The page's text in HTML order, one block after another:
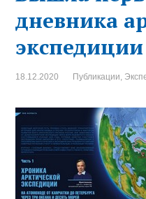
дневника
экспедиции
18.12.2020 Публикации,